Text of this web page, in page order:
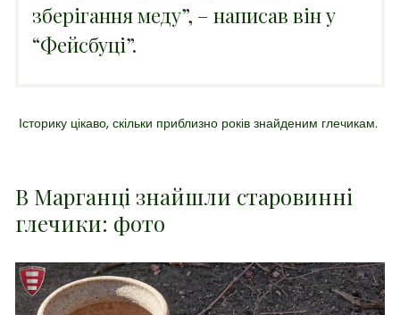
зберігання меду”, – написав він у
“Фейсбуці”.
Історику цікаво, скільки приблизно років знайденим глечикам.
В Марганці знайшли старовинні
глечики: фото